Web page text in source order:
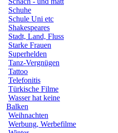
Schuhe
Schule Uni etc
Shakespeares
Stadt, Land, Fluss
Starke Frauen
Superhelden
Tanz-Vergnügen
Tattoo
Telefonitis
Türkische Filme
Wasser hat keine
Balken
Weihnachten
Werbung, Werbefilme